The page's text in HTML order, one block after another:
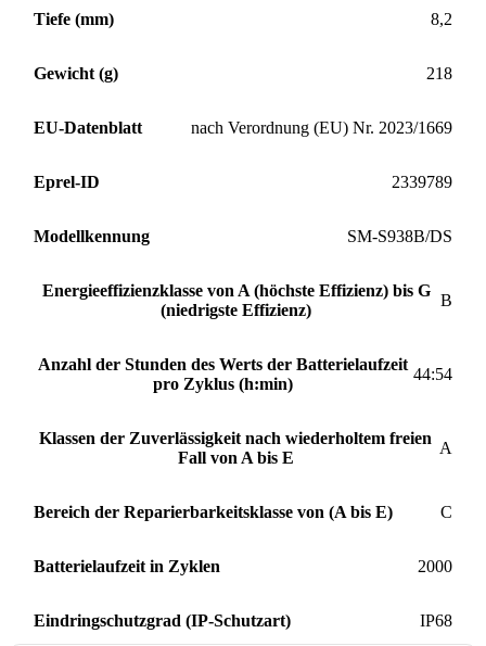
Tiefe (mm) 8,2
Gewicht (g) 218
EU-Datenblatt nach Verordnung (EU) Nr. 2023/1669
Eprel-ID 2339789
Modellkennung SM-S938B/DS
Energieeffizienzklasse von A (höchste Effizienz) bis G
(niedrigste Effizienz)
B
Anzahl der Stunden des Werts der Batterielaufzeit
pro Zyklus (h:min)
44:54
Klassen der Zuverlässigkeit nach wiederholtem freien
Fall von A bis E
A
Bereich der Reparierbarkeitsklasse von (A bis E) C
Batterielaufzeit in Zyklen 2000
Eindringschutzgrad (IP-Schutzart) IP68